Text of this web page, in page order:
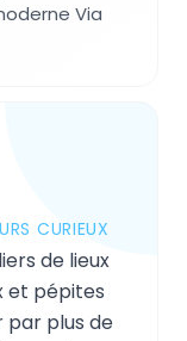
Via
CURIEUX
de lieux
et pépites
par plus de